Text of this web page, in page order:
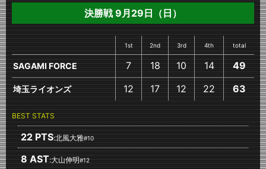
決勝戦 9月29日（日）
1st 2nd 3rd 4th total
SAGAMI FORCE 7 18 10 14 49
埼玉ライオンズ 12 17 12 22 63
BEST STATS
22 PTS:北風大雅#10
8 AST:大山伸明#12